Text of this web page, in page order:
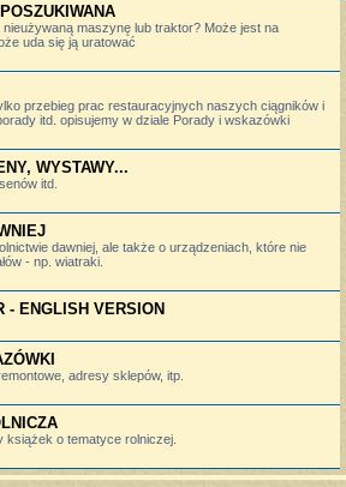
nieużywaną maszynę lub traktor? Może jest na
uda się ją uratować
przebieg prac restauracyjnych naszych ciągników i
itd. opisujemy w dziale Porady i wskazówki
WYSTAWY...
itd.
dawniej, ale także o urządzeniach, które nie
- np. wiatraki.
- ENGLISH VERSION
adresy sklepów, itp.
o tematyce rolniczej.